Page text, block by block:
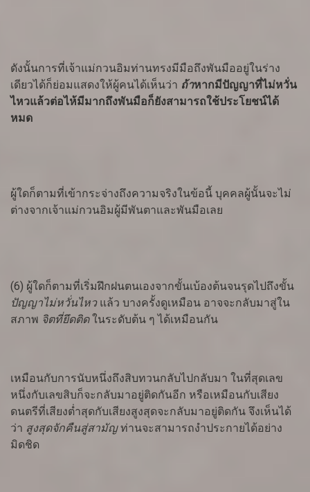
ดังนั้นการที่เจ้าแม่กวนอิมท่านทรงมีมือถึงพันมืออยู่ในร่าง
เดียวได้ก็ย่อมแสดงให้ผู้คนได้เห็นว่า ถ้าหากมีปัญญาที่ไม่หวั่น
ไหวแล้วต่อไห้มีมากถึงพันมือก็ยังสามารถใช้ประโยชน์ได้
หมด
ผู้ใดก็ตามที่เข้ากระจ่างถึงความจริงในข้อนี้ บุคคลผู้นั้นจะไม่
ต่างจากเจ้าแม่กวนอิมผู้มีพันตาและพันมือเลย
(6) ผู้ใดก็ตามที่เริ่มฝึกฝนตนเองจากขั้นเบ้องต้นจนรุดไปถึงขั้น
ปัญญาไม่หวั่นไหว แล้ว บางครั้งดูเหมือน อาจจะกลับมาสู่ใน
สภาพ จิตที่ยึดติดในระดับต้น ๆ ได้เหมือนกัน
เหมือนกับการนับหนึ่งถึงสิบทวนกลับไปกลับมา ในที่สุดเลข
หนึ่งกับเลขสิบก็จะกลับมาอยู่ติดกันอีก หรือเหมือนกับเสียง
ดนตรีที่เสียงต่ำสุดกับเสียงสูงสุดจะกลับมาอยู่ติดกัน จึงเห็นได้
ว่า สูงสุดจักคืนสู่สามัญท่านจะสามารถงำประกายได้อย่าง
มิดชิด